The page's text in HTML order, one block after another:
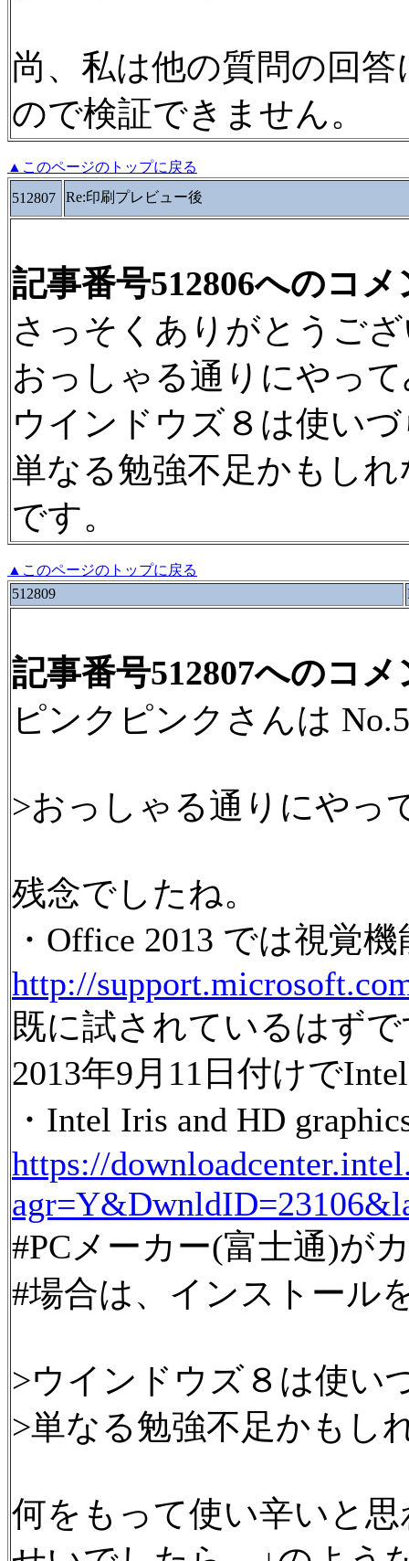
尚、私は他の質問の回
ので検証できません。
▲このページのトップに戻る
512807
Re:印刷プレビュー後
記事番号512806へのコメ
さっそくありがとうご
おっしゃる通りにやっ
ウインドウズ８は使い
単なる勉強不足かもし
です。
▲このページのトップに戻る
512809
記事番号512807へのコメ
ピンクピンクさんは
>おっしゃる通りにやっ
残念でしたね。
・Office 2013 では視覚
http://
既に試されているはず
2013年9月11日付けで
・Intel Iris and HD
https://
#PCメーカー(富士通)が
#場合は、インストール
>ウインドウズ８は使い
>単なる勉強不足かもし
何をもって使い辛いと